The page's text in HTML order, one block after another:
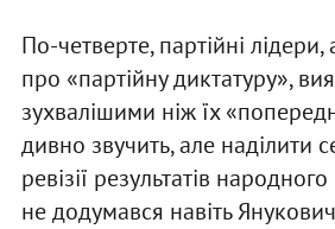
По-четверте, партійні
про «партійну диктатуру»,
зухвалішими ніж їх
дивно звучить, але наділити
ревізії результатів
не додумався навіть